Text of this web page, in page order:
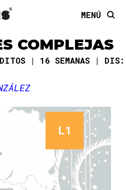
MENÚ
COMPLEJAS
16 SEMANAS
DIS:
L1